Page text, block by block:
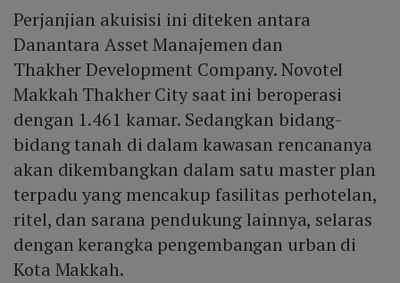
Perjanjian akuisisi ini diteken antara
Danantara Asset Manajemen dan
Thakher Development Company. Novotel
Makkah Thakher City saat ini beroperasi
dengan 1.461 kamar. Sedangkan bidang-
bidang tanah di dalam kawasan rencananya
akan dikembangkan dalam satu master plan
terpadu yang mencakup fasilitas perhotelan,
ritel, dan sarana pendukung lainnya, selaras
dengan kerangka pengembangan urban di
Kota Makkah.